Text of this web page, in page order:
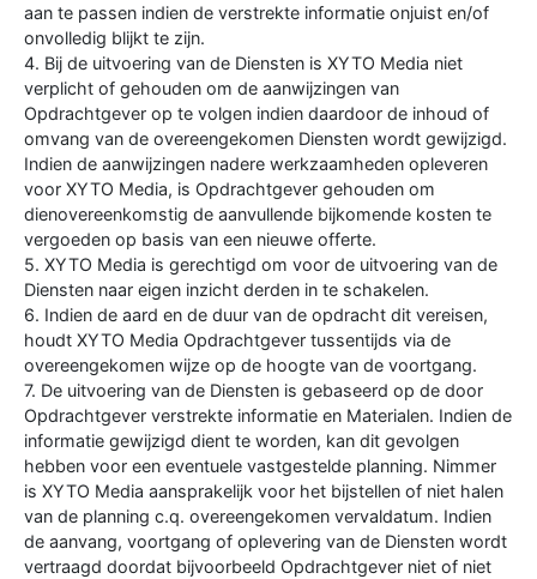
aan te passen indien de verstrekte informatie onjuist en/of
onvolledig blijkt te zijn.
4. Bij de uitvoering van de Diensten is XYTO Media niet
verplicht of gehouden om de aanwijzingen van
Opdrachtgever op te volgen indien daardoor de inhoud of
omvang van de overeengekomen Diensten wordt gewijzigd.
Indien de aanwijzingen nadere werkzaamheden opleveren
voor XYTO Media, is Opdrachtgever gehouden om
dienovereenkomstig de aanvullende bijkomende kosten te
vergoeden op basis van een nieuwe offerte.
5. XYTO Media is gerechtigd om voor de uitvoering van de
Diensten naar eigen inzicht derden in te schakelen.
6. Indien de aard en de duur van de opdracht dit vereisen,
houdt XYTO Media Opdrachtgever tussentijds via de
overeengekomen wijze op de hoogte van de voortgang.
7. De uitvoering van de Diensten is gebaseerd op de door
Opdrachtgever verstrekte informatie en Materialen. Indien de
informatie gewijzigd dient te worden, kan dit gevolgen
hebben voor een eventuele vastgestelde planning. Nimmer
is XYTO Media aansprakelijk voor het bijstellen of niet halen
van de planning c.q. overeengekomen vervaldatum. Indien
de aanvang, voortgang of oplevering van de Diensten wordt
vertraagd doordat bijvoorbeeld Opdrachtgever niet of niet